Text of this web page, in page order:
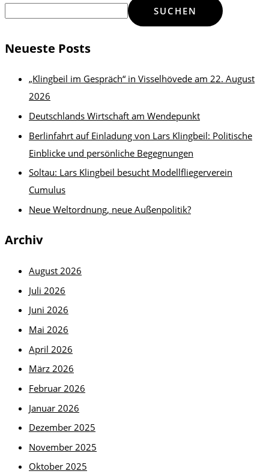
SUCHEN
Neueste Posts
„Klingbeil im Gespräch“ in Visselhövede am 22. August
2026
Deutschlands Wirtschaft am Wendepunkt
Berlinfahrt auf Einladung von Lars Klingbeil: Politische
Einblicke und persönliche Begegnungen
Soltau: Lars Klingbeil besucht Modellfliegerverein
Cumulus
Neue Weltordnung, neue Außenpolitik?
Archiv
August 2026
Juli 2026
Juni 2026
Mai 2026
April 2026
März 2026
Februar 2026
Januar 2026
Dezember 2025
November 2025
Oktober 2025